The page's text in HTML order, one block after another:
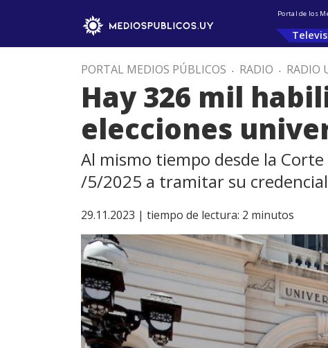
Portal de los
PORTAL MEDIOS PÚBLICOS . RADIO . RADIO
Hay 326 mil
elecciones
Al mismo tiempo desde la
/5/2025 a tramitar su
29.11.2023 | tiempo de lectura: 2 minutos